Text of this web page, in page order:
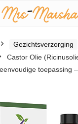
Gezichtsverzorging
Castor Olie
toepassing